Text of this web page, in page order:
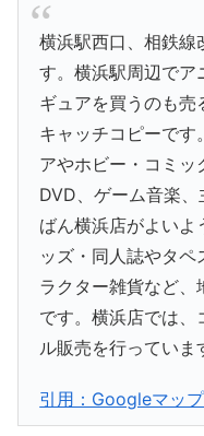
横浜駅西口、相鉄線
す。横浜駅周辺で
ギュアを買うのも
キャッチコピーです
アやホビー・コミッ
DVD、ゲーム音楽
ばん横浜店がよい
ッズ・同人誌やタペ
ラクター雑貨など、
です。横浜店では、
ル販売を行っていま
引用：Googleマッ